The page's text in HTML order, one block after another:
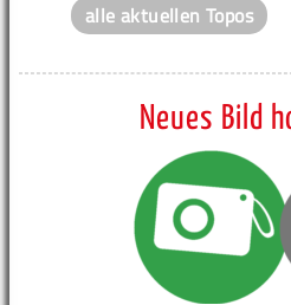
alle aktuellen Topos
Neues Bild